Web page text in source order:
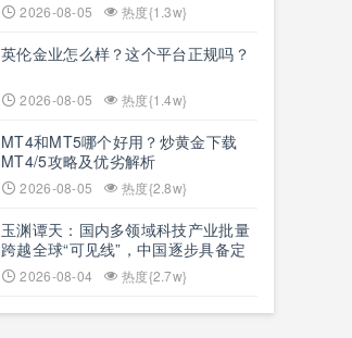
2026-08-05 热度{1.3w}
英伦金业怎么样？这个平台正规吗？
2026-08-05 热度{1.4w}
MT4和MT5哪个好用？炒黄金下载
MT4/5攻略及优劣解析
2026-08-05 热度{2.8w}
玉渊谭天：国内多领域科技产业批量
跨越全球“可见线”，中国逐步具备定
义全球新产品与产业方向的能力
2026-08-04 热度{2.7w}